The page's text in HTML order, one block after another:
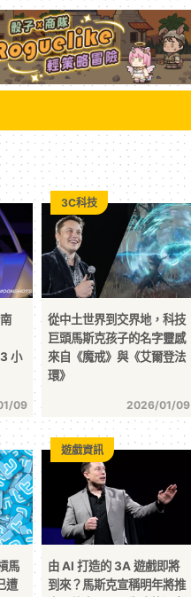
南
小
09
從中土世界到交界地，科技
巨頭馬斯克孩子的名字靈感
來自《魔戒》與《艾爾登法
環》
2026/01/09
3C科技
馬
遭
由 AI 打造的 3A 遊戲即將
到來？馬斯克宣稱明年將推
遊戲資訊